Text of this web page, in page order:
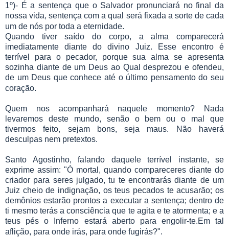
1º)- É a sentença que o Salvador pronunciará no final da
nossa vida, sentença com a qual será fixada a sorte de cada
um de nós por toda a eternidade.
Quando tiver saído do corpo, a alma comparecerá
imediatamente diante do divino Juiz. Esse encontro é
terrível para o pecador, porque sua alma se apresenta
sozinha diante de um Deus ao Qual desprezou e ofendeu,
de um Deus que conhece até o último pensamento do seu
coração.
Quem nos acompanhará naquele momento? Nada
levaremos deste mundo, senão o bem ou o mal que
tivermos feito, sejam bons, seja maus. Não haverá
desculpas nem pretextos.
Santo Agostinho, falando daquele terrível instante, se
exprime assim: "Ó mortal, quando compareceres diante do
criador para seres julgado, tu te encontrarás diante de um
Juiz cheio de indignação, os teus pecados te acusarão; os
demônios estarão prontos a executar a sentença; dentro de
ti mesmo terás a consciência que te agita e te atormenta; e a
teus pés o Inferno estará aberto para engolir-te.Em tal
aflição, para onde irás, para onde fugirás?".